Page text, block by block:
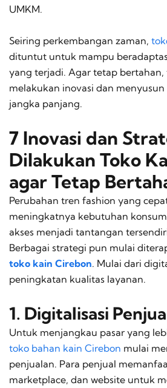
UMKM.
Seiring perkembangan zaman,
dituntut untuk mampu
yang terjadi. Agar tetap
melakukan inovasi dan
jangka panjang.
7 Inovasi dan
Dilakukan Toko
agar Tetap
Perubahan tren fashion yang
meningkatnya kebutuhan
akses menjadi tantangan
Berbagai strategi pun mulai
toko kain Cirebon. Mulai dari
peningkatan kualitas layanan.
1. Digitalisasi
Untuk menjangkau pasar yang
toko bahan kain Cirebon mulai
penjualan. Para penjual
marketplace, dan website untuk